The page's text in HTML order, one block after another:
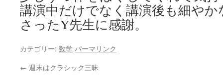
講演中だけでなく講演後も細や
さったY先生に感謝。
カテゴリー: 数学 パーマリンク
← 週末はクラシック三昧